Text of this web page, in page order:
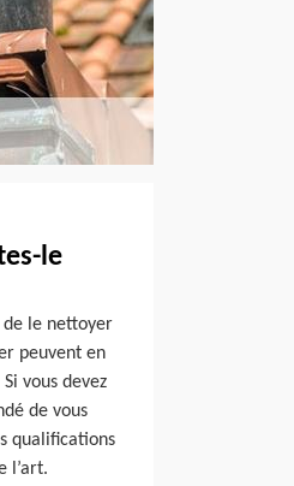
le
de le nettoyer
peuvent en
vous devez
de vous
qualifications
l’art.